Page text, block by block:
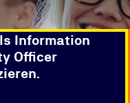
Information
Officer